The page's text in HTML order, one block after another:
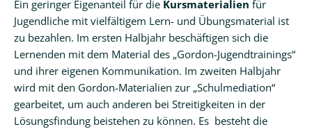
🤖
Feuerwehr-
AG
Lockerteam
Lernen
Ein geringer Eigenanteil für die Kursmaterialien für
Jugendliche mit vielfältigem Lern- und Übungsmaterial ist
zu bezahlen. Im ersten Halbjahr beschäftigen sich die
Lernenden mit dem Material des „Gordon-Jugendtrainings“
und ihrer eigenen Kommunikation. Im zweiten Halbjahr
wird mit den Gordon-Materialien zur „Schulmediation“
gearbeitet, um auch anderen bei Streitigkeiten in der
Lösungsfindung beistehen zu können. Es besteht die